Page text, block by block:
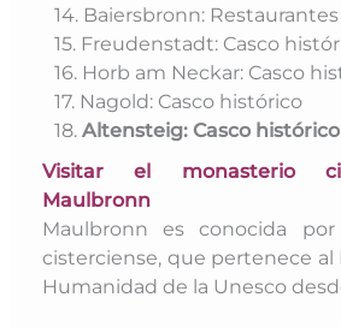
14. Baiersbronn: Restaurantes
15. Freudenstadt: Casco
16. Horb am Neckar: Casco
17. Nagold: Casco histórico
18.Altensteig: Casco histórico
Visitar el monasterio
Maulbronn
Maulbronn es conocida
cisterciense, que pertenece al
Humanidad de la Unesco